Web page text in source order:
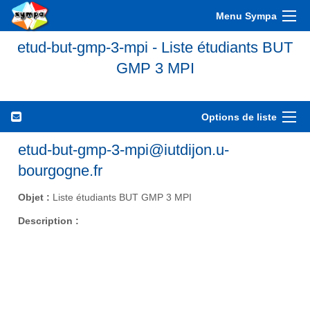
Menu Sympa
etud-but-gmp-3-mpi - Liste étudiants BUT
GMP 3 MPI
Options de liste
etud-but-gmp-3-mpi@iutdijon.u-
bourgogne.fr
Objet : Liste étudiants BUT GMP 3 MPI
Description :